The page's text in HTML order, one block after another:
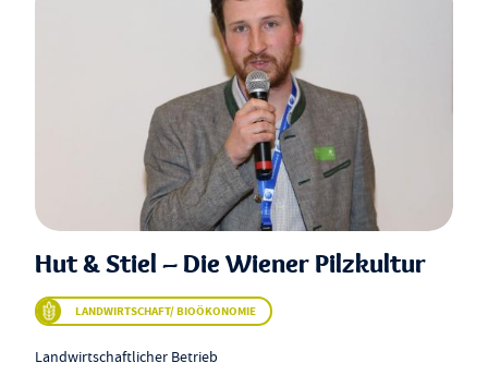
Hut & Stiel – Die Wiener Pilzkultur
LANDWIRTSCHAFT/ BIOÖKONOMIE
Landwirtschaftlicher Betrieb